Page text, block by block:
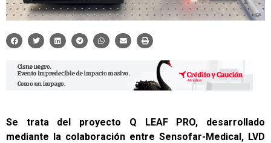
Se trata del proyecto Q LEAF PRO, desarrollado
mediante la colaboración entre Sensofar-Medical, LVD